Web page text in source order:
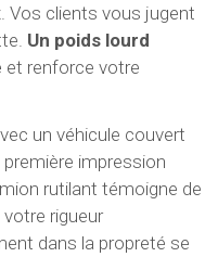
Vos clients vous jugent
Un poids lourd
et renforce votre
un véhicule couvert
impression
rutilant témoigne de
rigueur
dans la propreté se